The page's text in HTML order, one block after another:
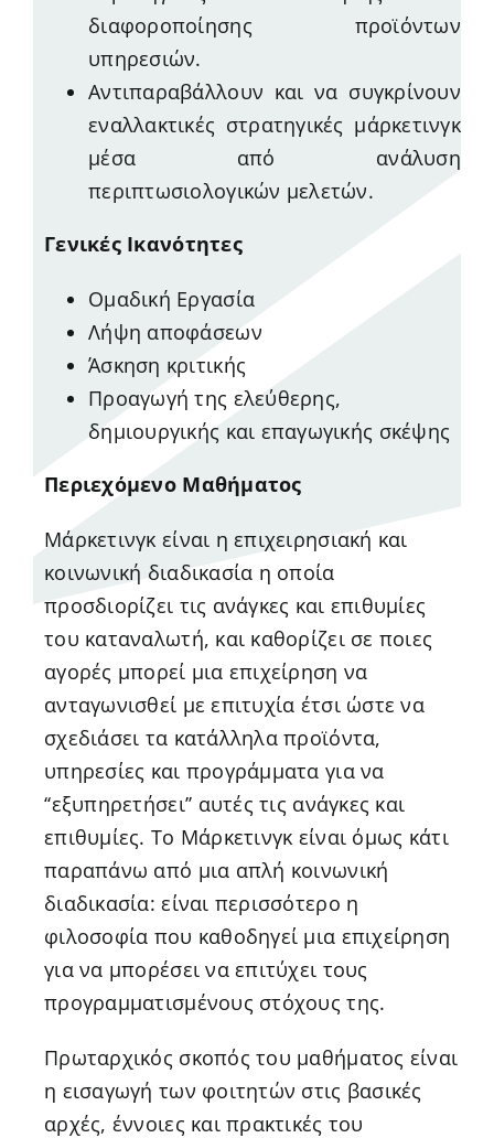
διαφοροποίησης προϊόντων
υπηρεσιών.
Αντιπαραβάλλουν και να συγκρίνουν
εναλλακτικές στρατηγικές μάρκετινγκ
μέσα από ανάλυση
περιπτωσιολογικών μελετών.
Γενικές Ικανότητες
Ομαδική Εργασία
Λήψη αποφάσεων
Άσκηση κριτικής
Προαγωγή της ελεύθερης,
δημιουργικής και επαγωγικής σκέψης
Περιεχόμενο Μαθήματος
Μάρκετινγκ είναι η επιχειρησιακή και
κοινωνική διαδικασία η οποία
προσδιορίζει τις ανάγκες και επιθυμίες
του καταναλωτή, και καθορίζει σε ποιες
αγορές μπορεί μια επιχείρηση να
ανταγωνισθεί με επιτυχία έτσι ώστε να
σχεδιάσει τα κατάλληλα προϊόντα,
υπηρεσίες και προγράμματα για να
‘‘εξυπηρετήσει’’ αυτές τις ανάγκες και
επιθυμίες. Το Μάρκετινγκ είναι όμως κάτι
παραπάνω από μια απλή κοινωνική
διαδικασία: είναι περισσότερο η
φιλοσοφία που καθοδηγεί μια επιχείρηση
για να μπορέσει να επιτύχει τους
προγραμματισμένους στόχους της.
Πρωταρχικός σκοπός του μαθήματος είναι
η εισαγωγή των φοιτητών στις βασικές
αρχές, έννοιες και πρακτικές του